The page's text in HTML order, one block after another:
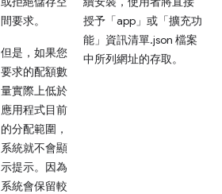
間要求。
但是，如果您
要求的配額數
量實際上低於
應用程式目前
的分配範圍，
系統就不會顯
示提示。因為
系統會保留較
授予「app」或「擴充功
能」資訊清單.json 檔案
中所列網址的存取。